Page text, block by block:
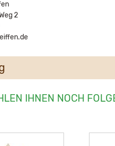
2
IHNEN NOCH